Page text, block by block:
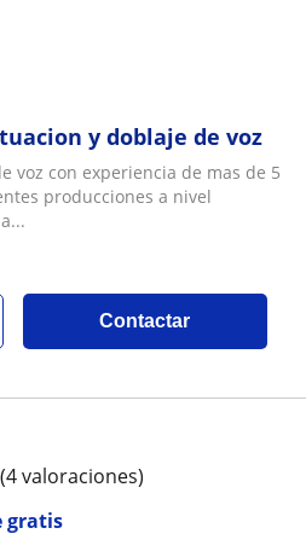
y doblaje de voz
voz con experiencia de mas de 5
producciones a nivel
Contactar
gratis
(4 valoraciones)